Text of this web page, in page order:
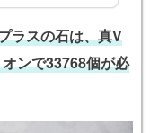
ラスの石は、真V
ンで33768個が必